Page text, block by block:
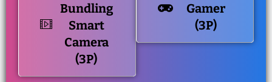
Bundling
Smart
Camera
(3P)
Gamer
(3P)